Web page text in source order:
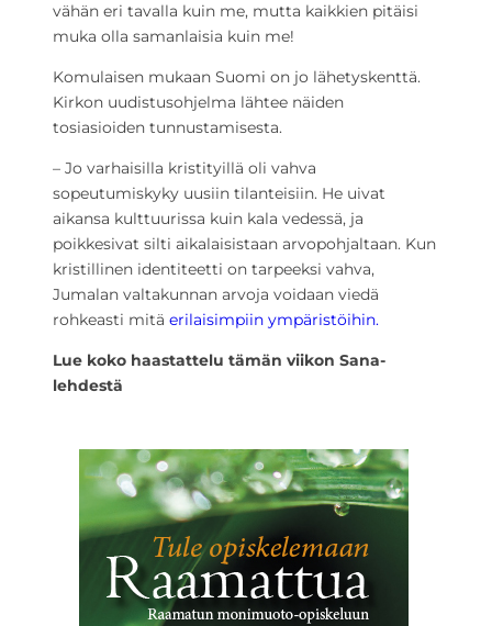
vähän eri tavalla kuin me, mutta kaikkien pitäisi
muka olla samanlaisia kuin me!
Komulaisen mukaan Suomi on jo lähetyskenttä.
Kirkon uudistusohjelma lähtee näiden
tosiasioiden tunnustamisesta.
– Jo varhaisilla kristityillä oli vahva
sopeutumiskyky uusiin tilanteisiin. He uivat
aikansa kulttuurissa kuin kala vedessä, ja
poikkesivat silti aikalaisistaan arvopohjaltaan. Kun
kristillinen identiteetti on tarpeeksi vahva,
Jumalan valtakunnan arvoja voidaan viedä
rohkeasti mitä erilaisimpiin ympäristöihin.
Lue koko haastattelu tämän viikon Sana-
lehdestä